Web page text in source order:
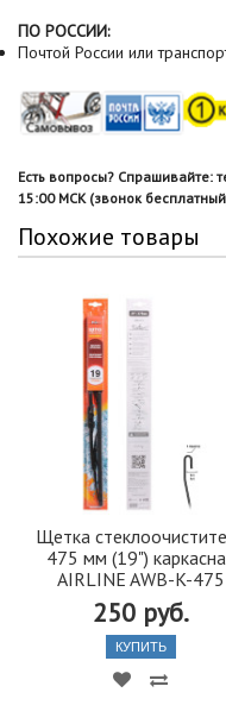
ПО РОССИИ:
Почтой России или
Есть вопросы? Спрашивайте:
15:00 МСК (звонок
Похожие товары
Щетка
475 мм (19")
AIRLINE AWB-K-475
250 руб.
КУПИТЬ